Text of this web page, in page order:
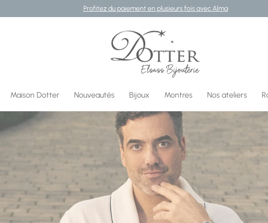
✨Offre exceptionnelle :-10 % jusqu'au 31 août inclus
Bijouterie DOTTER
Maison Dotter Nouveautés Bijoux Montres Nos ateliers